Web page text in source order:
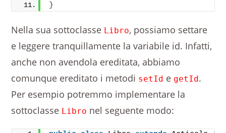
}
Nella sua sottoclasse Libro, possiamo settare
e leggere tranquillamente la variabile id. Infatti,
anche non avendola ereditata, abbiamo
comunque ereditato i metodi setId e getId.
Per esempio potremmo implementare la
sottoclasse Libro nel seguente modo: